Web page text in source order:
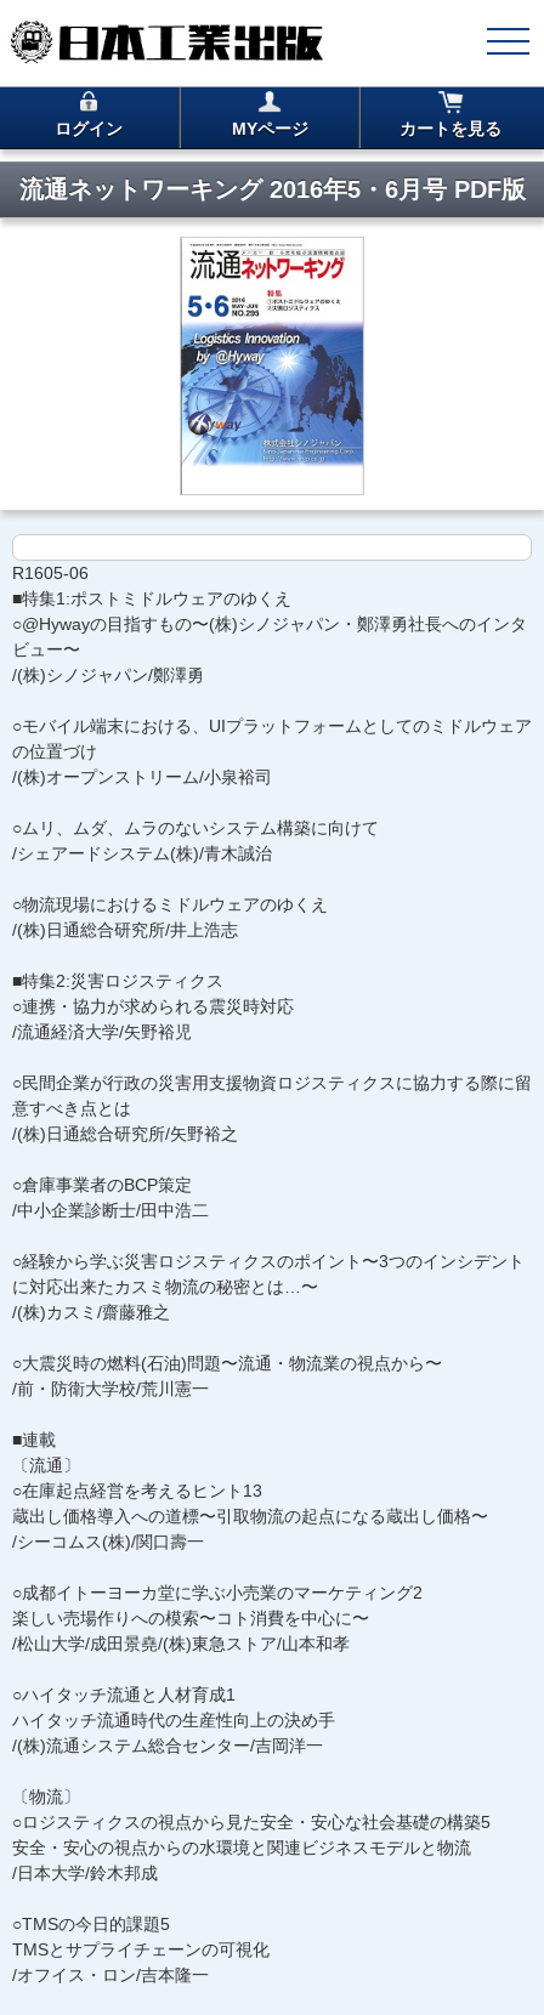
ログイン MYページ カートを見る
流通ネットワーキング 2016年5・6月号 PDF版
R1605-06
■特集1:ポストミドルウェアのゆくえ
○@Hywayの目指すもの〜(株)シノジャパン・鄭澤勇社長へのインタ
ビュー〜
/(株)シノジャパン/鄭澤勇
○モバイル端末における、UIプラットフォームとしてのミドルウェア
の位置づけ
/(株)オープンストリーム/小泉裕司
○ムリ、ムダ、ムラのないシステム構築に向けて
/シェアードシステム(株)/青木誠治
○物流現場におけるミドルウェアのゆくえ
/(株)日通総合研究所/井上浩志
■特集2:災害ロジスティクス
○連携・協力が求められる震災時対応
/流通経済大学/矢野裕児
○民間企業が行政の災害用支援物資ロジスティクスに協力する際に留
意すべき点とは
/(株)日通総合研究所/矢野裕之
○倉庫事業者のBCP策定
/中小企業診断士/田中浩二
○経験から学ぶ災害ロジスティクスのポイント〜3つのインシデント
に対応出来たカスミ物流の秘密とは…〜
/(株)カスミ/齋藤雅之
○大震災時の燃料(石油)問題〜流通・物流業の視点から〜
/前・防衛大学校/荒川憲一
■連載
〔流通〕
○在庫起点経営を考えるヒント13
蔵出し価格導入への道標〜引取物流の起点になる蔵出し価格〜
/シーコムス(株)/関口壽一
○成都イトーヨーカ堂に学ぶ小売業のマーケティング2
楽しい売場作りへの模索〜コト消費を中心に〜
/松山大学/成田景堯/(株)東急ストア/山本和孝
○ハイタッチ流通と人材育成1
ハイタッチ流通時代の生産性向上の決め手
/(株)流通システム総合センター/吉岡洋一
〔物流〕
○ロジスティクスの視点から見た安全・安心な社会基礎の構築5
安全・安心の視点からの水環境と関連ビジネスモデルと物流
/日本大学/鈴木邦成
○TMSの今日的課題5
TMSとサプライチェーンの可視化
/オフイス・ロン/吉本隆一